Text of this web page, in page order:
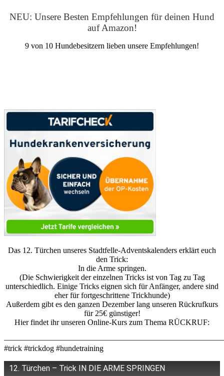
NEU: Unsere Besten Empfehlungen für deinen Hund
auf Amazon!
9 von 10 Hundebesitzern lieben unsere Empfehlungen!
Das 12. Türchen unseres Stadtfelle-Adventskalenders erklärt euch
den Trick:
In die Arme springen.
(Die Schwierigkeit der einzelnen Tricks ist von Tag zu Tag
unterschiedlich. Einige Tricks eignen sich für Anfänger, andere sind
eher für fortgeschrittene Trickhunde)
Außerdem gibt es den ganzen Dezember lang unseren Rückrufkurs
für 25€ günstiger!
Hier findet ihr unseren Online-Kurs zum Thema RÜCKRUF:
#trick #trickdog #hundetraining
12. Türchen – Trick IN DIE ARME SPRINGEN